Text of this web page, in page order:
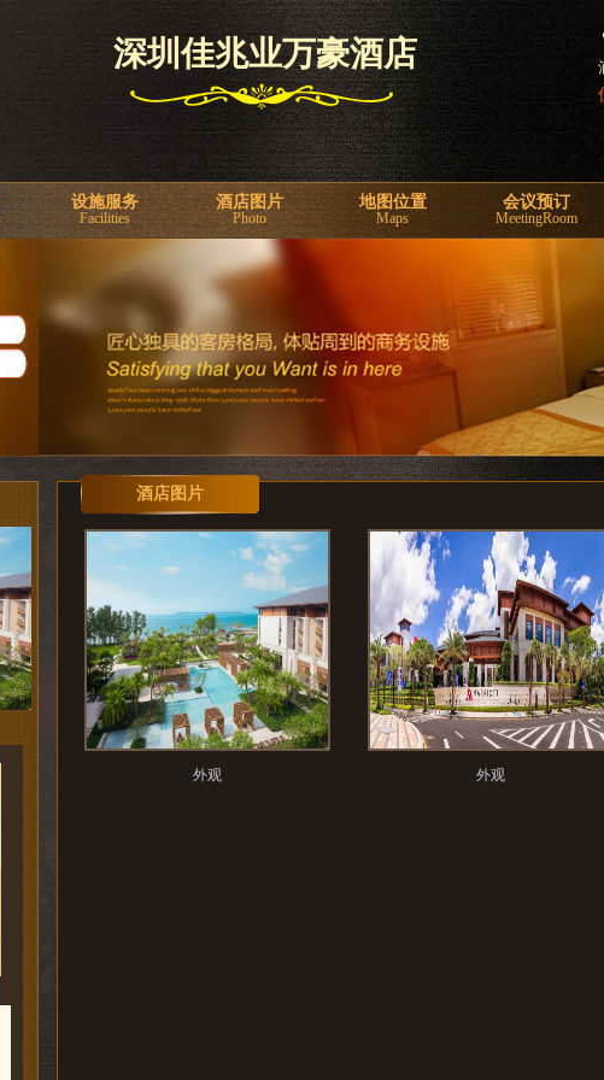
深圳佳兆业万豪酒店
设施服务
Facilities
酒店图片
Photo
地图位置
Maps
会议预订
MeetingRoom
酒店图片
外观 外观